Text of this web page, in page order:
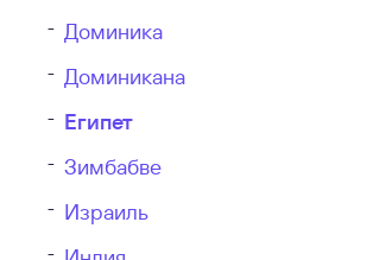
Доминика
Доминикана
Египет
Зимбабве
Израиль